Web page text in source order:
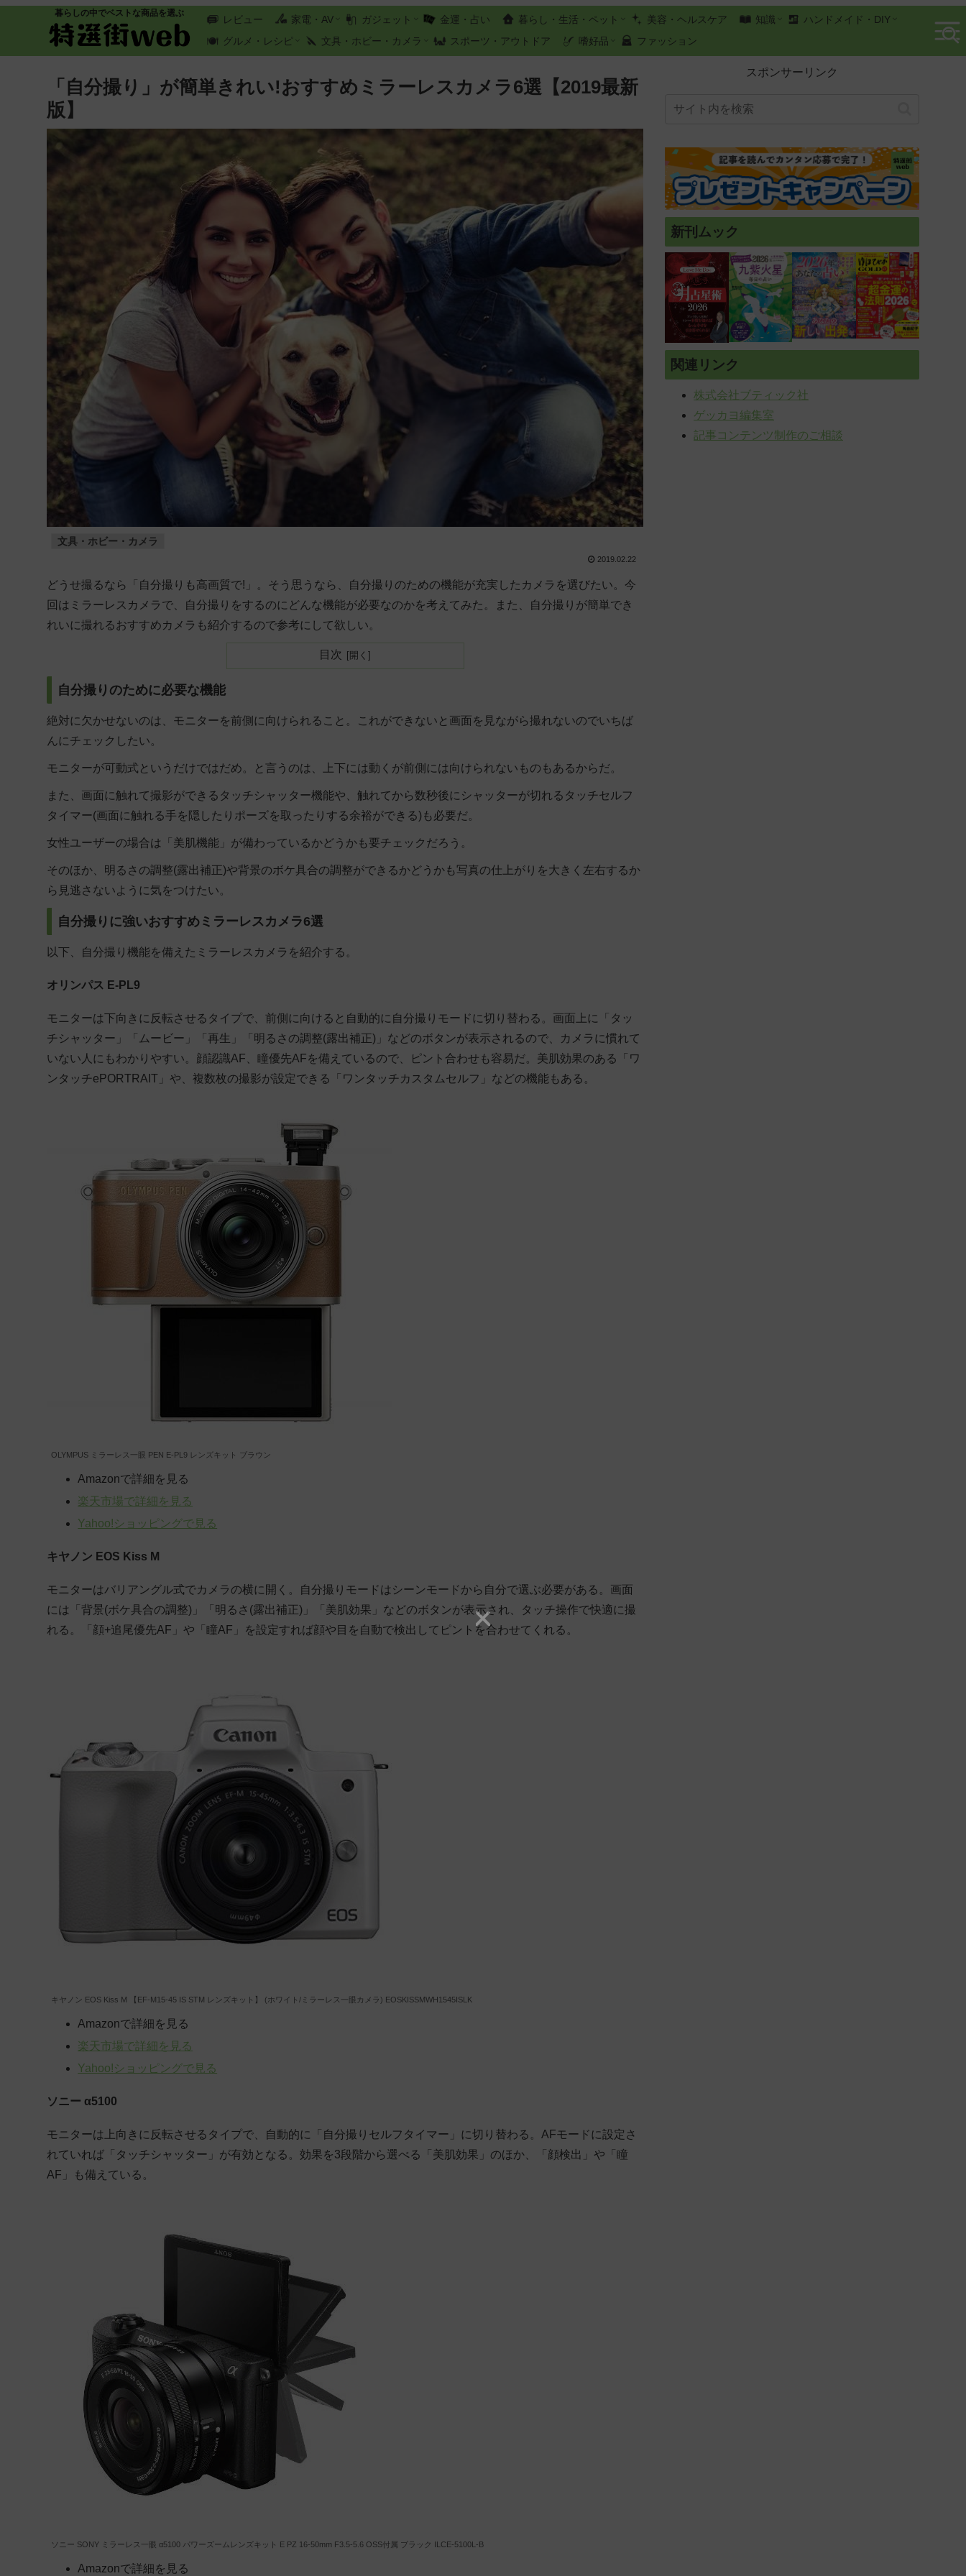
暮らしの中でベストな商品を選ぶ
レビュー 家電・AV ガジェット 金運・占い 暮らし・生活・ペット 美容・ヘルスケア 知識
ハンドメイド・DIY
グルメ・レシピ
文具・ホビー・カメラ スポーツ・アウトドア 嗜好品 ファッション
「自分撮り」が簡単きれい!おすすめミラーレスカメラ6選【2019最新
版】
文具・ホビー・カメラ
2019.02.22
どうせ撮るなら「自分撮りも高画質で!」。そう思うなら、自分撮りのための機能が充実したカメラを選びたい。今
回はミラーレスカメラで、自分撮りをするのにどんな機能が必要なのかを考えてみた。また、自分撮りが簡単でき
れいに撮れるおすすめカメラも紹介するので参考にして欲しい。
目次
自分撮りのために必要な機能
絶対に欠かせないのは、モニターを前側に向けられること。これができないと画面を見ながら撮れないのでいちば
んにチェックしたい。
モニターが可動式というだけではだめ。と言うのは、上下には動くが前側には向けられないものもあるからだ。
また、画面に触れて撮影ができるタッチシャッター機能や、触れてから数秒後にシャッターが切れるタッチセルフ
タイマー(画面に触れる手を隠したりポーズを取ったりする余裕ができる)も必要だ。
女性ユーザーの場合は「美肌機能」が備わっているかどうかも要チェックだろう。
そのほか、明るさの調整(露出補正)や背景のボケ具合の調整ができるかどうかも写真の仕上がりを大きく左右するか
ら見逃さないように気をつけたい。
自分撮りに強いおすすめミラーレスカメラ6選
以下、自分撮り機能を備えたミラーレスカメラを紹介する。
オリンパス E-PL9
モニターは下向きに反転させるタイプで、前側に向けると自動的に自分撮りモードに切り替わる。画面上に「タッ
チシャッター」「ムービー」「再生」「明るさの調整(露出補正)」などのボタンが表示されるので、カメラに慣れて
いない人にもわかりやすい。顔認識AF、瞳優先AFを備えているので、ピント合わせも容易だ。美肌効果のある「ワ
ンタッチePORTRAIT」や、複数枚の撮影が設定できる「ワンタッチカスタムセルフ」などの機能もある。
OLYMPUS ミラーレス一眼 PEN E-PL9 レンズキット ブラウン
Amazonで詳細を見る
楽天市場で詳細を見る
Yahoo!ショッピングで見る
キヤノン EOS Kiss M
モニターはバリアングル式でカメラの横に開く。自分撮りモードはシーンモードから自分で選ぶ必要がある。画面
には「背景(ボケ具合の調整)」「明るさ(露出補正)」「美肌効果」などのボタンが表示され、タッチ操作で快適に撮
れる。「顔+追尾優先AF」や「瞳AF」を設定すれば顔や目を自動で検出してピントを合わせてくれる。
キヤノン EOS Kiss M 【EF-M15-45 IS STM レンズキット】 (ホワイト/ミラーレス一眼カメラ) EOSKISSMWH1545ISLK
Amazonで詳細を見る
楽天市場で詳細を見る
Yahoo!ショッピングで見る
ソニー α5100
モニターは上向きに反転させるタイプで、自動的に「自分撮りセルフタイマー」に切り替わる。AFモードに設定さ
れていれば「タッチシャッター」が有効となる。効果を3段階から選べる「美肌効果」のほか、「顔検出」や「瞳
AF」も備えている。
ソニー SONY ミラーレス一眼 α5100 パワーズームレンズキット E PZ 16-50mm F3.5-5.6 OSS付属 ブラック ILCE-5100L-B
Amazonで詳細を見る
スポンサーリンク
新刊ムック
関連リンク
株式会社ブティック社
ゲッカヨ編集室
記事コンテンツ制作のご相談